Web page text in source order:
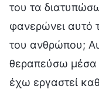
του τα
φανερώνει αυτό
του ανθρώπου;
θεραπεύσω μέσα
έχω εργαστεί